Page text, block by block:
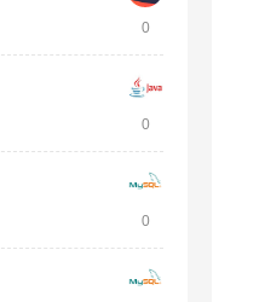
0
0
0